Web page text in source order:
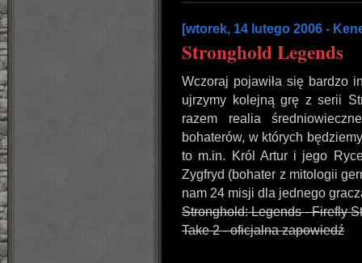
[wtorek, 14 lutego 2006 -
Stronghold Legends
Wczoraj pojawiła się bardzo
ujrzymy kolejną grę z serii
razem realia
bohaterów, w których
to m.in. Król Artur i jego
Zygfryd (bohater z mitologii
nam 24 misji dla jednego
Stronghold: Legends - Firefly
Take 2 - oficjalna zapowiedź